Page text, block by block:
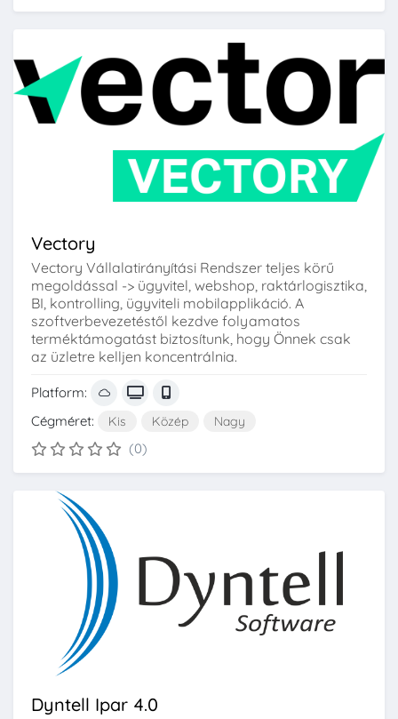
Vectory
Vectory Vállalatirányítási Rendszer teljes körű
megoldással -> ügyvitel, webshop, raktárlogisztika,
BI, kontrolling, ügyviteli mobilapplikáció. A
szoftverbevezetéstől kezdve folyamatos
terméktámogatást biztosítunk, hogy Önnek csak
az üzletre kelljen koncentrálnia.
Platform:
Cégméret:
Kis Közép Nagy
(0)
Dyntell Ipar 4.0